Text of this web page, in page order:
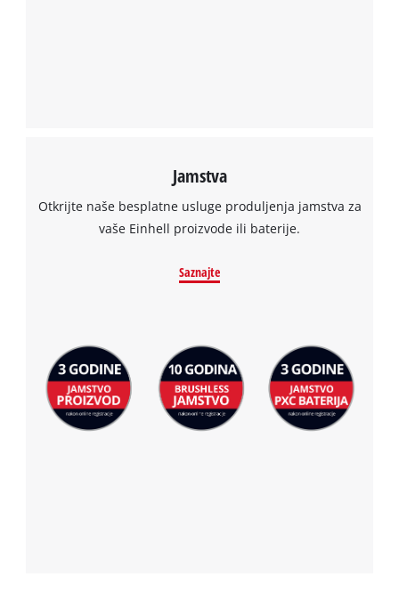
Jamstva
Otkrijte naše besplatne usluge produljenja jamstva za
vaše Einhell proizvode ili baterije.
Saznajte